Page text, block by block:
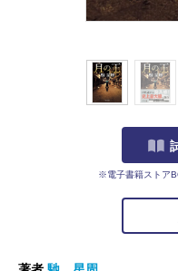
※電子書籍ストア